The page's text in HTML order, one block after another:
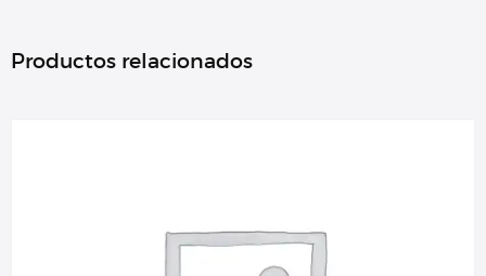
Productos relacionados